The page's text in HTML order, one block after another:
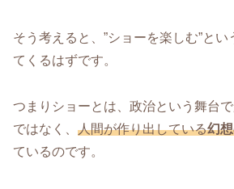
そう考えると、”ショーを楽しむ”と
てくるはずです。
つまりショーとは、政治という舞台
ではなく、 人間が作り出している幻想
ているのです。